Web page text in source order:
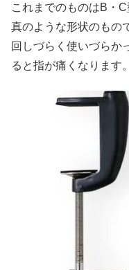
これまでのものはB・
真のような形状のもの
回しづらく使いづらか
ると指が痛くなります。